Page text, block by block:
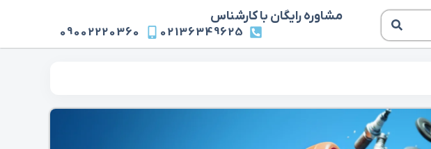
مشاوره رایگان با کارشناس
02136349625
09002220360